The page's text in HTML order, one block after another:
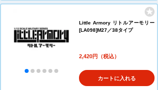
Little Armory リトルアーモリー
[LA098]M27／38タイプ
2,420円（税込）
カートに入れる